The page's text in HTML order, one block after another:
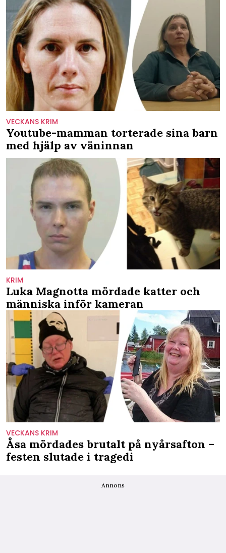
VECKANS KRIM
Youtube-mamman torterade sina barn
med hjälp av väninnan
KRIM
Luka Magnotta mördade katter och
människa inför kameran
VECKANS KRIM
Åsa mördades brutalt på nyårsafton –
festen slutade i tragedi
Annons